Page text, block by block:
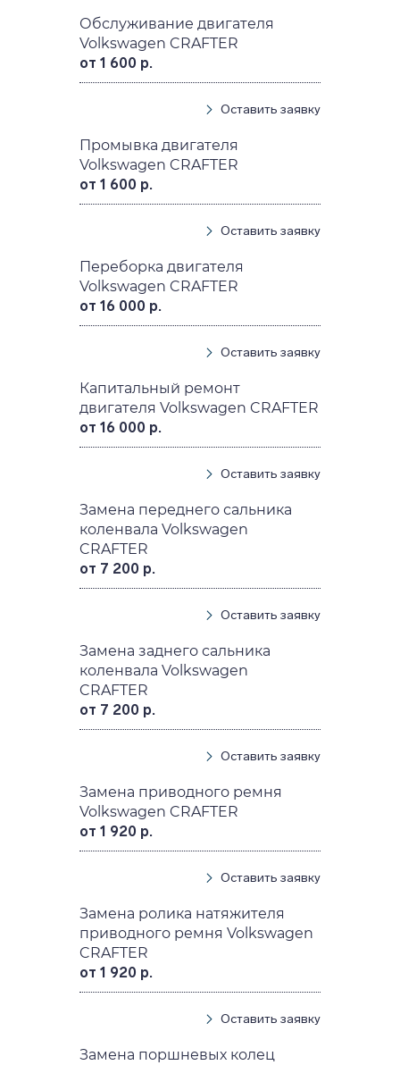
Обслуживание двигателя
Volkswagen CRAFTER
от 1 600 р.
Оставить заявку
Промывка двигателя
Volkswagen CRAFTER
от 1 600 р.
Оставить заявку
Переборка двигателя
Volkswagen CRAFTER
от 16 000 р.
Оставить заявку
Капитальный ремонт
двигателя Volkswagen CRAFTER
от 16 000 р.
Оставить заявку
Замена переднего сальника
коленвала Volkswagen
CRAFTER
от 7 200 р.
Оставить заявку
Замена заднего сальника
коленвала Volkswagen
CRAFTER
от 7 200 р.
Оставить заявку
Замена приводного ремня
Volkswagen CRAFTER
от 1 920 р.
Оставить заявку
Замена ролика натяжителя
приводного ремня Volkswagen
CRAFTER
от 1 920 р.
Оставить заявку
Замена поршневых колец